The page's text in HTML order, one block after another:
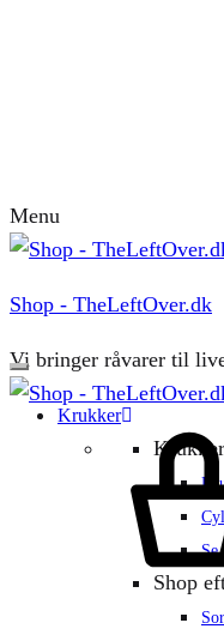
Menu
Shop - TheLeftOver.dk
Vi bringer råvarer til
Krukker
Se
Shop